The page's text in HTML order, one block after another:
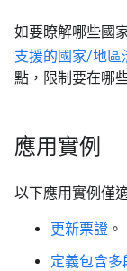
如要瞭解哪些國
支援的國家/地區
點，限制要在哪
應用實例
以下應用實例僅
更新票證 。
定義包含多